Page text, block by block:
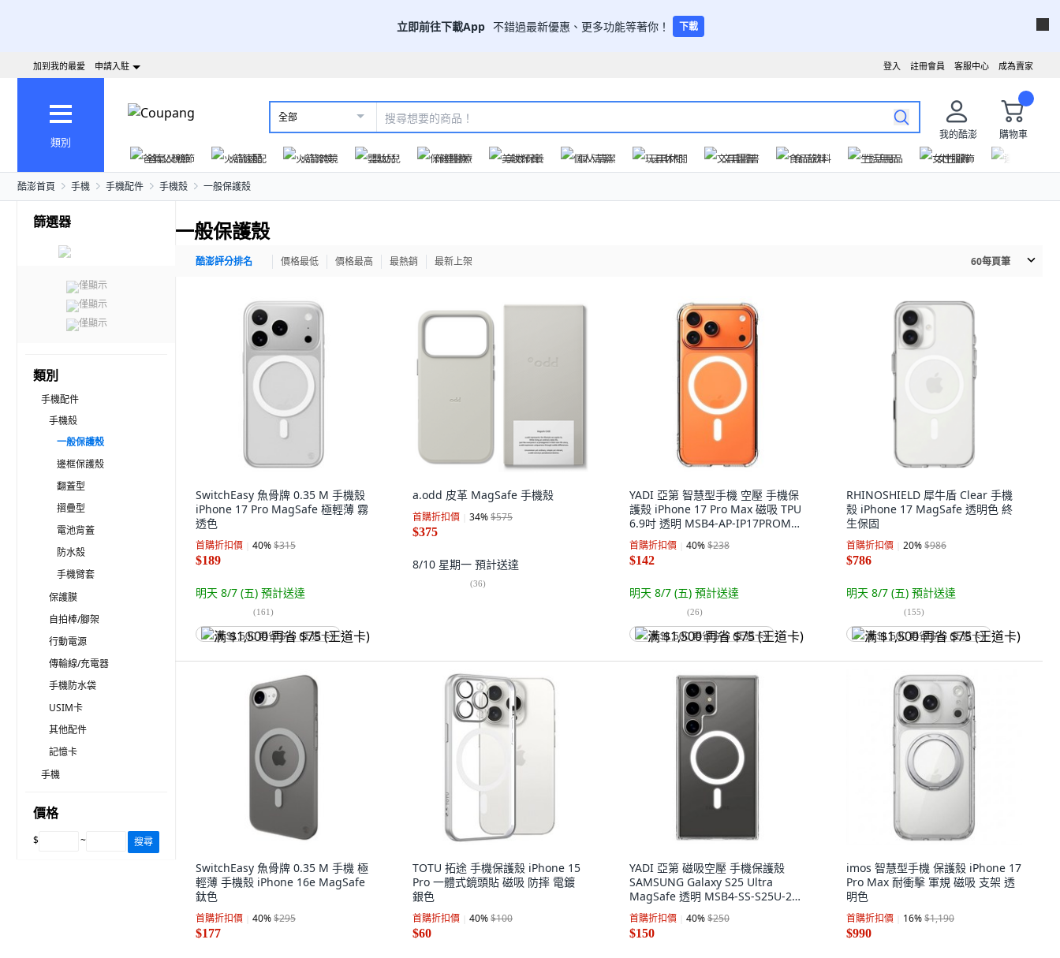
立即前往下載App 不錯過最新優惠、更多功能等著你！ 下載
成為賣家
客服中心
註冊會員
登入
加到我的最愛 申請入駐
類別
全部
我的酷澎
購物車
爸氣父親節
火箭速配 火箭跨境 嬰幼兒 保健醫療 美妝保養 個人清潔 玩具休閒 文具圖書 食品飲料 生活用品 女性服飾
酷澎首頁 手機 手機配件 手機殼 一般保護殼
篩選器
僅顯示
僅顯示
僅顯示
類別
手機配件
手機殼
一般保護殼
邊框保護殼
翻蓋型
摺疊型
電池背蓋
防水殼
手機臂套
保護膜
自拍棒/腳架
行動電源
傳輸線/充電器
手機防水袋
USIM卡
其他配件
記憶卡
手機
價格
$ ~ 搜尋
一般保護殼
酷澎評分排名 價格最低 價格最高 最熱銷 最新上架 60每頁筆
SwitchEasy 魚骨牌 0.35 M 手機殼
iPhone 17 Pro MagSafe 極輕薄 霧
透色
首購折扣價 40%$315
$189
明天 8/7 (五) 預計送達
(161)
满 $1,500 再省 $75 (王道卡)
a.odd 皮革 MagSafe 手機殼
首購折扣價 34%$575
$375
8/10 星期一 預計送達
(36)
YADI 亞第 智慧型手機 空壓 手機保
護殼 iPhone 17 Pro Max 磁吸 TPU
6.9吋 透明 MSB4-AP-IP17PROMAX
完整品瑕疵換新保固
首購折扣價 40%$238
$142
明天 8/7 (五) 預計送達
(26)
满 $1,500 再省 $75 (王道卡)
RHINOSHIELD 犀牛盾 Clear 手機
殼 iPhone 17 MagSafe 透明色 終
生保固
首購折扣價 20%$986
$786
明天 8/7 (五) 預計送達
(155)
满 $1,500 再省 $75 (王道卡)
SwitchEasy 魚骨牌 0.35 M 手機 極
輕薄 手機殼 iPhone 16e MagSafe
鈦色
首購折扣價 40%$295
$177
TOTU 拓途 手機保護殼 iPhone 15
Pro 一體式鏡頭貼 磁吸 防摔 電鍍
銀色
首購折扣價 40%$100
$60
YADI 亞第 磁吸空壓 手機保護殼
SAMSUNG Galaxy S25 Ultra
MagSafe 透明 MSB4-SS-S25U-24
1個 完整品瑕疵換新保固 七日內新
品無瑕疵換新服務
首購折扣價 40%$250
$150
imos 智慧型手機 保護殼 iPhone 17
Pro Max 耐衝擊 軍規 磁吸 支架 透
明色
首購折扣價 16%$1,190
$990